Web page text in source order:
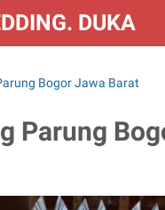
DUKA &
Bogor Jawa Barat
Parung